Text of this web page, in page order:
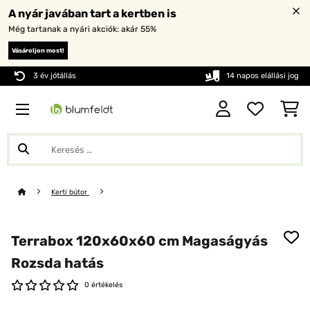
A nyár javában tart a kertben is
Még tartanak a nyári akciók: akár 55%
Vásároljon most!
3 év jótállás 14 napos elállási jog
Kerti bútor
Terrabox 120x60x60 cm Magaságyás
Rozsda hatás
0 értékelés